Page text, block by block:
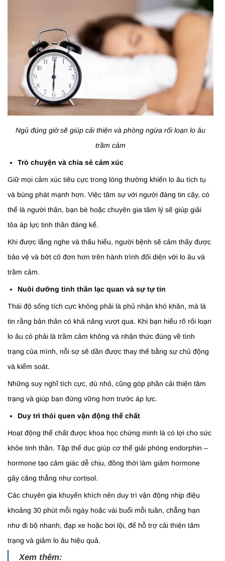
Ngủ đúng giờ sẽ giúp cải thiện và phòng ngừa rối loạn lo âu
trầm cảm
Trò chuyện và chia sẻ cảm xúc
Giữ mọi cảm xúc tiêu cực trong lòng thường khiến lo âu tích tụ
và bùng phát mạnh hơn. Việc tâm sự với người đáng tin cậy, có
thể là người thân, bạn bè hoặc chuyên gia tâm lý sẽ giúp giải
tỏa áp lực tinh thần đáng kể.
Khi được lắng nghe và thấu hiểu, người bệnh sẽ cảm thấy được
bảo vệ và bớt cô đơn hơn trên hành trình đối diện với lo âu và
trầm cảm.
Nuôi dưỡng tinh thần lạc quan và sự tự tin
Thái độ sống tích cực không phải là phủ nhận khó khăn, mà là
tin rằng bản thân có khả năng vượt qua. Khi bạn hiểu rõ rối loạn
lo âu có phải là trầm cảm không và nhận thức đúng về tình
trạng của mình, nỗi sợ sẽ dần được thay thế bằng sự chủ động
và kiểm soát.
Những suy nghĩ tích cực, dù nhỏ, cũng góp phần cải thiện tâm
trạng và giúp bạn đứng vững hơn trước áp lực.
Duy trì thói quen vận động thể chất
Hoạt động thể chất được khoa học chứng minh là có lợi cho sức
khỏe tinh thần. Tập thể dục giúp cơ thể giải phóng endorphin –
hormone tạo cảm giác dễ chịu, đồng thời làm giảm hormone
gây căng thẳng như cortisol.
Các chuyên gia khuyến khích nên duy trì vận động nhịp điệu
khoảng 30 phút mỗi ngày hoặc vài buổi mỗi tuần, chẳng hạn
như đi bộ nhanh, đạp xe hoặc bơi lội, để hỗ trợ cải thiện tâm
trạng và giảm lo âu hiệu quả.
Xem thêm: